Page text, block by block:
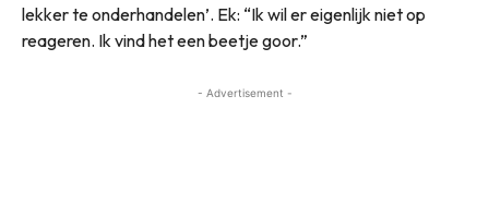
lekker te onderhandelen’. Ek: “Ik wil er eigenlijk niet op
reageren. Ik vind het een beetje goor.”
- Advertisement -